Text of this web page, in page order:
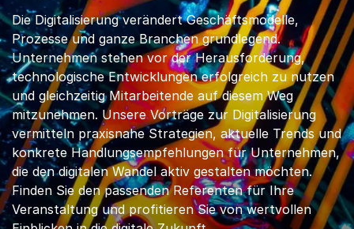
Die Digitalisierung verändert Geschäftsmodelle,
Prozesse und ganze Branchen grundlegend.
Unternehmen stehen vor der Herausforderung,
technologische Entwicklungen erfolgreich zu nutzen
und gleichzeitig Mitarbeitende auf diesem Weg
mitzunehmen. Unsere Vorträge zur Digitalisierung
vermitteln praxisnahe Strategien, aktuelle Trends und
konkrete Handlungsempfehlungen für Unternehmen,
die den digitalen Wandel aktiv gestalten möchten.
Finden Sie den passenden Referenten für Ihre
Veranstaltung und profitieren Sie von wertvollen